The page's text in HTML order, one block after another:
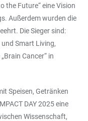
the Future“ eine Vision
Außerdem wurden die
Die Sieger sind:
Smart Living,
Cancer“ in
Speisen, Getränken
DAY 2025 eine
Wissenschaft,